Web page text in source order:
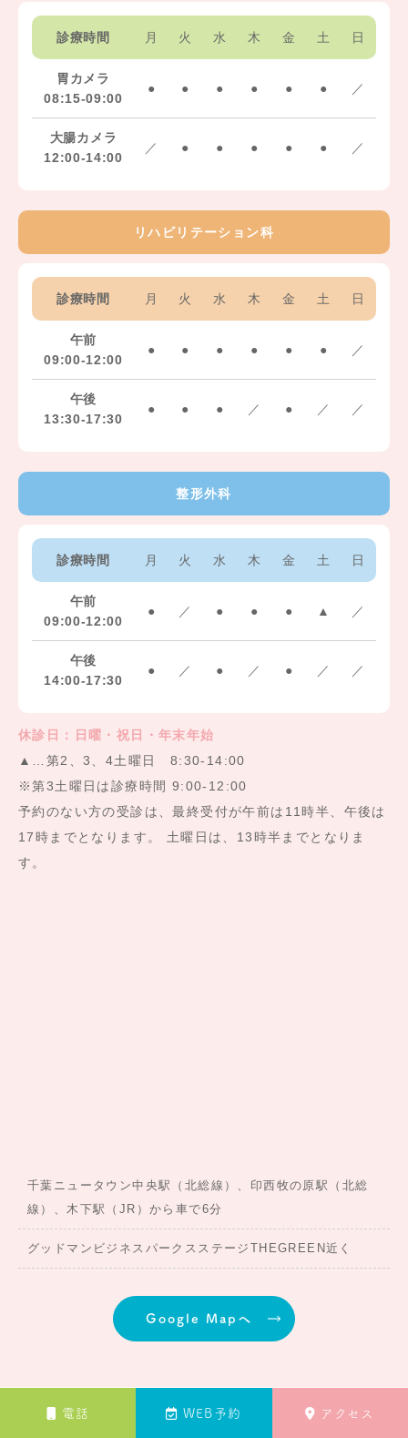
電話 WEB予約 アクセス
診療時間 月 火 水 木 金 土 日
胃カメラ
08:15-09:00
● ● ● ● ● ● ／
大腸カメラ
12:00-14:00
／ ● ● ● ● ● ／
リハビリテーション科
診療時間 月 火 水 木 金 土 日
午前
09:00-12:00
● ● ● ● ● ● ／
午後
13:30-17:30
● ● ● ／ ● ／ ／
整形外科
診療時間 月 火 水 木 金 土 日
午前
09:00-12:00
● ／ ● ● ● ▲ ／
午後
14:00-17:30
● ／ ● ／ ● ／ ／
休診日：日曜・祝日・年末年始
▲…第2、3、4土曜日 8:30-14:00
※第3土曜日は診療時間 9:00-12:00
予約のない方の受診は、最終受付が午前は11時半、午後は
17時までとなります。 土曜日は、13時半までとなりま
す。
千葉ニュータウン中央駅（北総線）、印西牧の原駅（北総
線）、木下駅（JR）から車で6分
グッドマンビジネスパークスステージTHEGREEN近く
Google Mapへ